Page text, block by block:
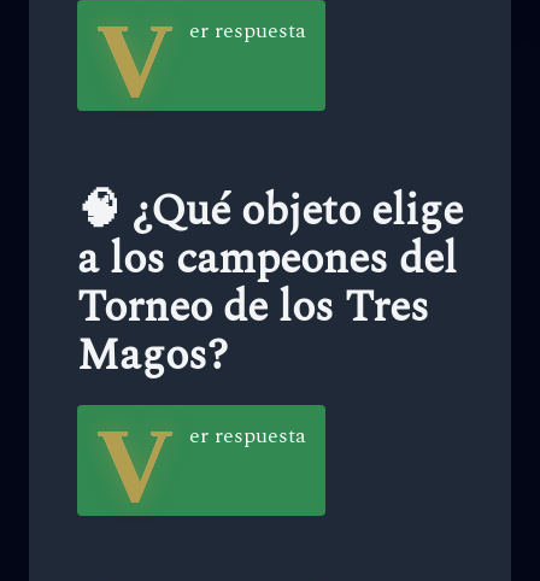
V er respuesta
🧠 ¿Qué objeto elige
a los campeones del
Torneo de los Tres
Magos?
V er respuesta